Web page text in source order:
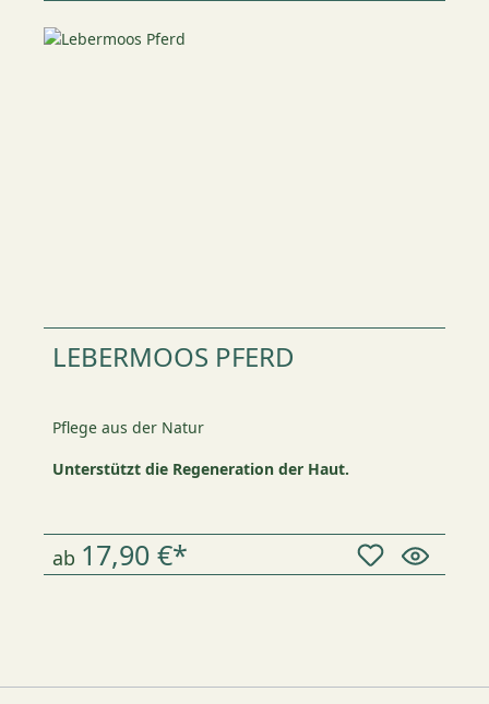
LEBERMOOS PFERD
Pflege aus der Natur
Unterstützt die Regeneration der Haut.
ab 17,90 €*